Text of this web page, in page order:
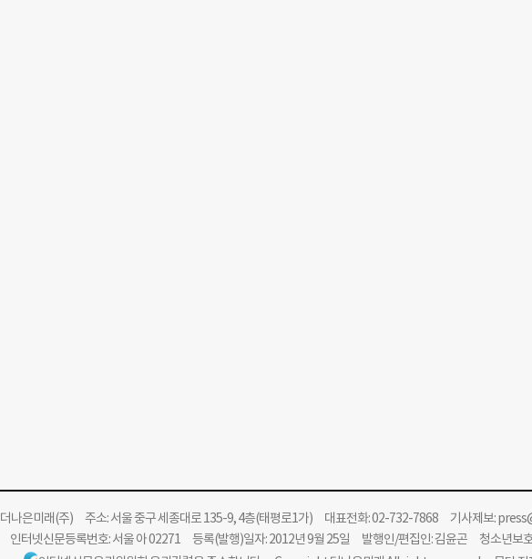
더나은미래(주)주소: 서울 중구 세종대로 135-9, 4층(태평로1가) 대표전화: 02-732-7868 기사제보:
인터넷신문등록번호: 서울 아 02271 등록(발행)일자: 2012년 9월 25일 발행인/편집인: 김윤곤 청소년보